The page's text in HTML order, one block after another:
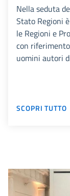
Nella seduta
Stato Regioni
le Regioni e
con
uomini autori
SCOPRI TUTTO